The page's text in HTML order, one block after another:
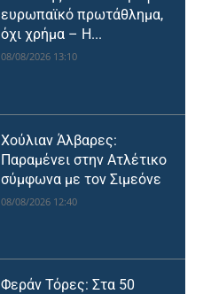
ευρωπαϊκό πρωτάθλημα,
όχι χρήμα – Η...
08/08/2026 13:10
Χούλιαν Άλβαρες:
Παραμένει στην Ατλέτικο
σύμφωνα με τον Σιμεόνε
08/08/2026 12:40
Φεράν Τόρες: Στα 50